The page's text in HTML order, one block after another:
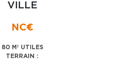
VILLE
NC€
80 M² UTILES
TERRAIN :